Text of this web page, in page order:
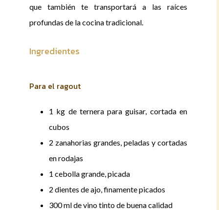
que también te transportará a las raíces
profundas de la cocina tradicional.
Ingredientes
Para el ragout
1 kg de ternera para guisar, cortada en
cubos
2 zanahorias grandes, peladas y cortadas
en rodajas
1 cebolla grande, picada
2 dientes de ajo, finamente picados
300 ml de vino tinto de buena calidad